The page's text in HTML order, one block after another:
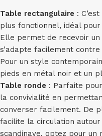
Table rectangulaire :
plus fonctionnel, idéal
Elle permet de recevoir
s’adapte facilement
Pour un style
pieds en métal noir et un
Table ronde : Parfaite
la convivialité en
converser facilement. De
facilite la circulation
scandinave, optez pour un